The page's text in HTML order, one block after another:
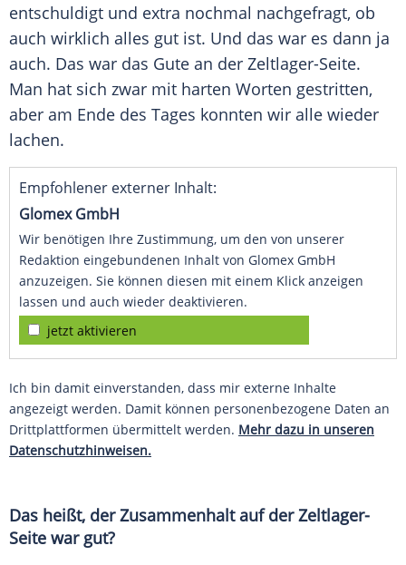
entschuldigt und extra nochmal nachgefragt, ob
auch wirklich alles gut ist. Und das war es dann ja
auch. Das war das Gute an der Zeltlager-Seite.
Man hat sich zwar mit harten Worten gestritten,
aber am Ende des Tages konnten wir alle wieder
lachen.
Empfohlener externer Inhalt:
Glomex GmbH
Wir benötigen Ihre Zustimmung, um den von unserer
Redaktion eingebundenen Inhalt von Glomex GmbH
anzuzeigen. Sie können diesen mit einem Klick anzeigen
lassen und auch wieder deaktivieren.
jetzt aktivieren
Ich bin damit einverstanden, dass mir externe Inhalte
angezeigt werden. Damit können personenbezogene Daten an
Drittplattformen übermittelt werden. Mehr dazu in unseren
Datenschutzhinweisen.
Das heißt, der Zusammenhalt auf der Zeltlager-
Seite war gut?